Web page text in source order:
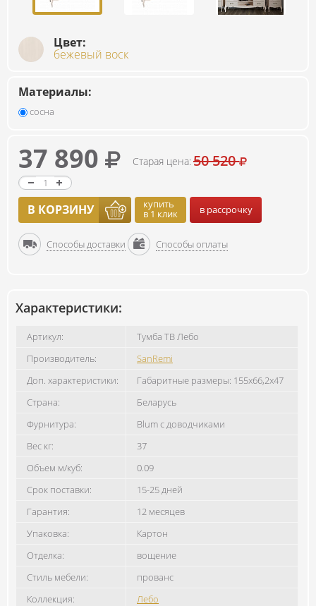
Цвет:
бежевый воск
Материалы:
сосна
37 890 Старая цена: 50 520
В КОРЗИНУ купить
в 1 клик в рассрочку
Способы доставки Способы оплаты
Характеристики:
Артикул:
Тумба ТВ Лебо
Производитель:
SanRemi
Доп. характеристики:
Габаритные размеры: 155х66,2х47
Страна:
Беларусь
Фурнитура:
Blum с доводчиками
Вес кг:
37
Объем м/куб:
0.09
Срок поставки:
15-25 дней
Гарантия:
12 месяцев
Упаковка:
Картон
Отделка:
вощение
Стиль мебели:
прованс
Коллекция:
Лебо